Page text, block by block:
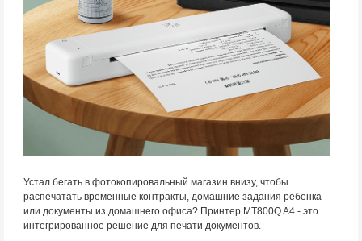
Устал бегать в фотокопировальный магазин внизу, чтобы
распечатать временные контракты, домашние задания ребенка
или документы из домашнего офиса? Принтер MT800Q A4 - это
интегрированное решение для печати документов.